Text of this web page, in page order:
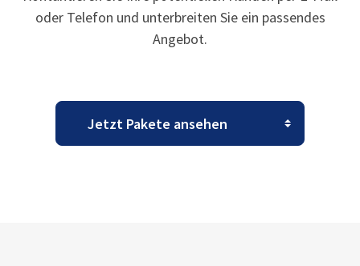
oder Telefon und unterbreiten Sie ein passendes
Angebot.